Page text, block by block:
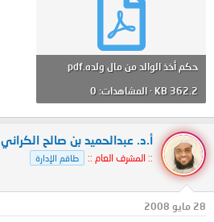
حكم أخذ الوالد من مال ولده.pdf
362.2 KB · المشاهدات: 0
أ.د. عبدالحميد بن صالح الكراني
:: المشرف العام :: طاقم الإدارة
28 مايو 2008